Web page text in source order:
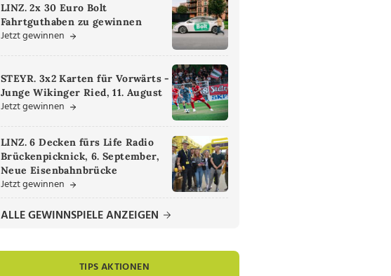
LINZ. 2x 30 Euro Bolt
Fahrtguthaben zu gewinnen
Jetzt gewinnen
STEYR. 3x2 Karten für Vorwärts -
Junge Wikinger Ried, 11. August
Jetzt gewinnen
LINZ. 6 Decken fürs Life Radio
Brückenpicknick, 6. September,
Neue Eisenbahnbrücke
Jetzt gewinnen
ALLE GEWINNSPIELE ANZEIGEN
TIPS AKTIONEN